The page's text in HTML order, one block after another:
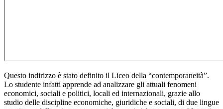
Questo indirizzo è stato definito il Liceo della “contemporaneità”.
Lo studente infatti apprende ad analizzare gli attuali fenomeni
economici, sociali e politici, locali ed internazionali, grazie allo
studio delle discipline economiche, giuridiche e sociali, di due lingue